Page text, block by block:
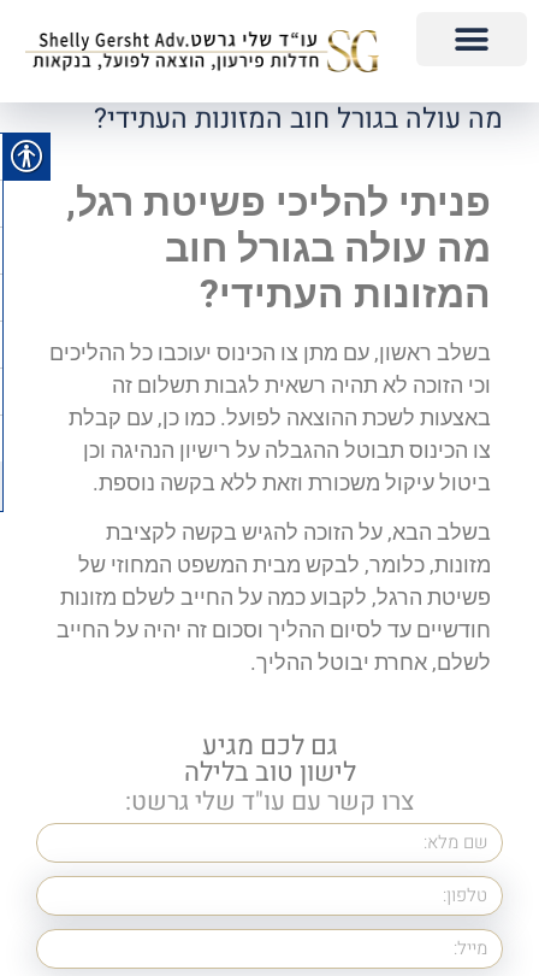
מה עולה בגורל חוב המזונות העתידי?
פניתי להליכי פשיטת רגל,
מה עולה בגורל חוב
המזונות העתידי?
בשלב ראשון, עם מתן צו הכינוס יעוכבו כל ההליכים
וכי הזוכה לא תהיה רשאית לגבות תשלום זה
באצעות לשכת ההוצאה לפועל. כמו כן, עם קבלת
צו הכינוס תבוטל ההגבלה על רישיון הנהיגה וכן
ביטול עיקול משכורת וזאת ללא בקשה נוספת.
בשלב הבא, על הזוכה להגיש בקשה לקציבת
מזונות, כלומר, לבקש מבית המשפט המחוזי של
פשיטת הרגל, לקבוע כמה על החייב לשלם מזונות
חודשיים עד לסיום ההליך וסכום זה יהיה על החייב
לשלם, אחרת יבוטל ההליך.
גם לכם מגיע
לישון טוב בלילה
צרו קשר עם עו"ד שלי גרשט: